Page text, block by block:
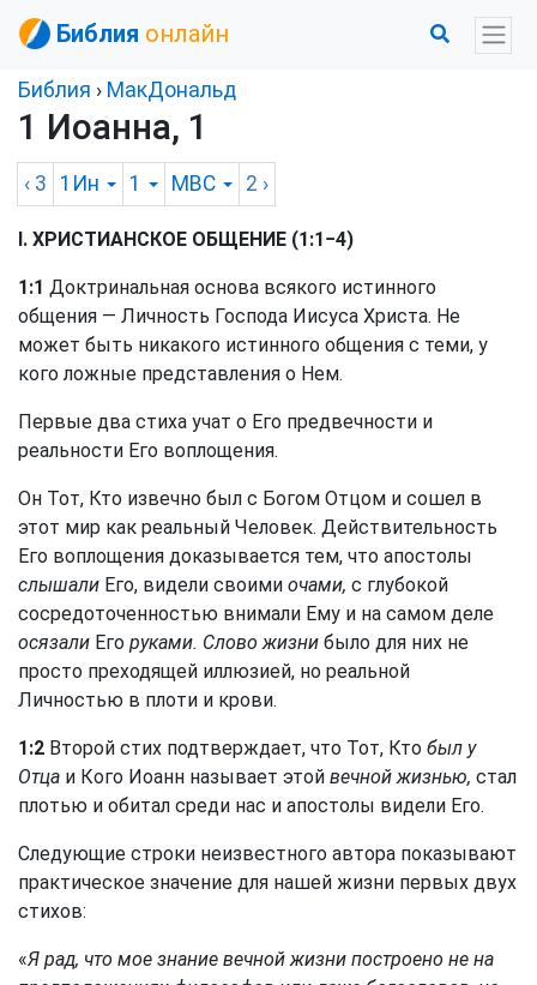
Библия онлайн
Библия › МакДональд
1 Иоанна, 1
‹ 3 1Ин 1 MBC 2 ›
I. ХРИСТИАНСКОЕ ОБЩЕНИЕ (1:1−4)
1:1 Доктринальная основа всякого истинного
общения — Личность Господа Иисуса Христа. Не
может быть никакого истинного общения с теми, у
кого ложные представления о Нем.
Первые два стиха учат о Его предвечности и
реальности Его воплощения.
Он Тот, Кто извечно был с Богом Отцом и сошел в
этот мир как реальный Человек. Действительность
Его воплощения доказывается тем, что апостолы
слышали Его, видели своими очами, с глубокой
сосредоточенностью внимали Ему и на самом деле
осязали Его руками. Слово жизни было для них не
просто преходящей иллюзией, но реальной
Личностью в плоти и крови.
1:2 Второй стих подтверждает, что Тот, Кто был у
Отца и Кого Иоанн называет этой вечной жизнью, стал
плотью и обитал среди нас и апостолы видели Его.
Следующие строки неизвестного автора показывают
практическое значение для нашей жизни первых двух
стихов:
«Я рад, что мое знание вечной жизни построено не на